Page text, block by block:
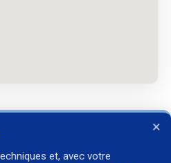
×
et, avec votre